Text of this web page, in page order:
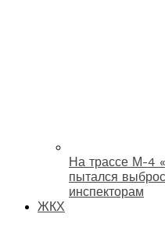
На трассе М-4
пытался
инспекторам
ЖКХ